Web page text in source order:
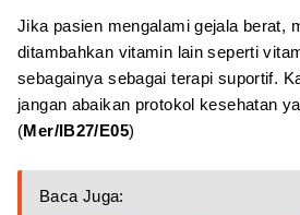
Jika pasien mengalami gejala berat,
ditambahkan vitamin lain seperti
sebagainya sebagai terapi suportif.
jangan abaikan protokol kesehatan
(Mer/IB27/E05)
Baca Juga: